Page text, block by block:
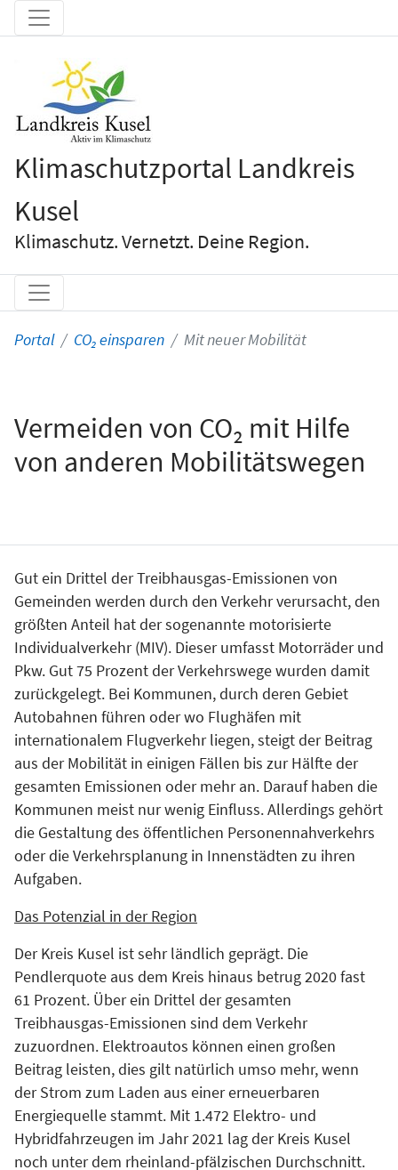
Klimaschutzportal Landkreis
Kusel
Klimaschutz. Vernetzt. Deine Region.
Portal CO₂ einsparen Mit neuer Mobilität
Vermeiden von CO₂ mit Hilfe
von anderen Mobilitätswegen
Gut ein Drittel der Treibhausgas-Emissionen von
Gemeinden werden durch den Verkehr verursacht, den
größten Anteil hat der sogenannte motorisierte
Individualverkehr (MIV). Dieser umfasst Motorräder und
Pkw. Gut 75 Prozent der Verkehrswege wurden damit
zurückgelegt. Bei Kommunen, durch deren Gebiet
Autobahnen führen oder wo Flughäfen mit
internationalem Flugverkehr liegen, steigt der Beitrag
aus der Mobilität in einigen Fällen bis zur Hälfte der
gesamten Emissionen oder mehr an. Darauf haben die
Kommunen meist nur wenig Einfluss. Allerdings gehört
die Gestaltung des öffentlichen Personennahverkehrs
oder die Verkehrsplanung in Innenstädten zu ihren
Aufgaben.
Das Potenzial in der Region
Der Kreis Kusel ist sehr ländlich geprägt. Die
Pendlerquote aus dem Kreis hinaus betrug 2020 fast
61 Prozent. Über ein Drittel der gesamten
Treibhausgas-Emissionen sind dem Verkehr
zuzuordnen. Elektroautos können einen großen
Beitrag leisten, dies gilt natürlich umso mehr, wenn
der Strom zum Laden aus einer erneuerbaren
Energiequelle stammt. Mit 1.472 Elektro- und
Hybridfahrzeugen im Jahr 2021 lag der Kreis Kusel
noch unter dem rheinland-pfälzischen Durchschnitt.